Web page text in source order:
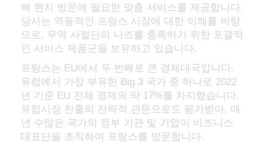
해 현지 방문에 필요한 맞춤 서비스를 제공합니다.
당사는 역동적인 프랑스 시장에 대한 이해를 바탕
으로, 무역 사절단의 니즈를 충족하기 위한 포괄적
인 서비스 제품군을 보유하고 있습니다.
프랑스는 EU에서 두 번째로 큰 경제대국입니다.
유럽에서 가장 부유한 Big 3 국가 중 하나로 2022
년 기준 EU 전체 경제의 약 17%를 차지했습니다.
유럽시장 진출의 전략적 관문으로도 평가받아, 매
년 수많은 국가의 정부 기관 및 기업이 비즈니스
대표단을 조직하여 프랑스를 방문합니다.